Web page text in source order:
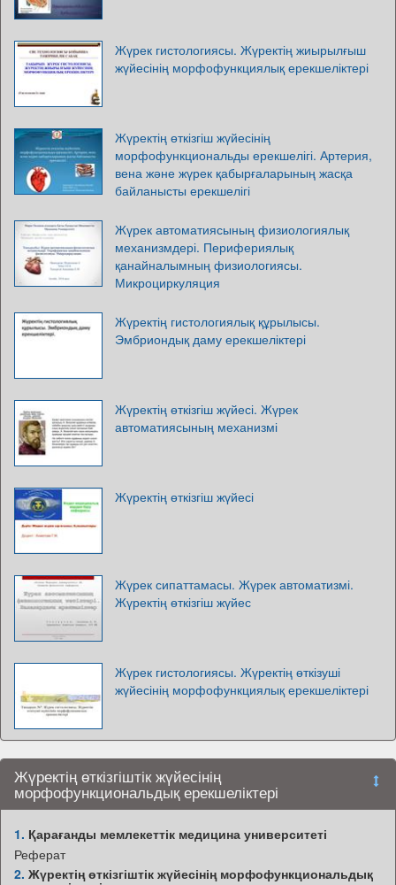
Жүрек гистологиясы. Жүректің жиырылғыш
жүйесінің морфофункциялық ерекшеліктері
Жүректің өткізгіш жүйесінің
морфофункциональды ерекшелігі. Артерия,
вена және жүрек қабырғаларының жасқа
байланысты ерекшелігі
Жүрек автоматиясының физиологиялық
механизмдері. Перифериялық
қанайналымның физиологиясы.
Микроциркуляция
Жүректің гистологиялық құрылысы.
Эмбриондық даму ерекшеліктері
Жүректің өткізгіш жүйесі. Жүрек
автоматиясының механизмі
Жүректің өткізгіш жүйесі
Жүрек сипаттамасы. Жүрек автоматизмі.
Жүректің өткізгіш жүйес
Жүрек гистологиясы. Жүректің өткізуші
жүйесінің морфофункциялық ерекшеліктері
Жүректің өткізгіштік жүйесінің
морфофункциональдық ерекшеліктері
1. Қарағанды мемлекеттік медицина университеті
Реферат
2. Жүректің өткізгіштік жүйесінің морфофункциональдық